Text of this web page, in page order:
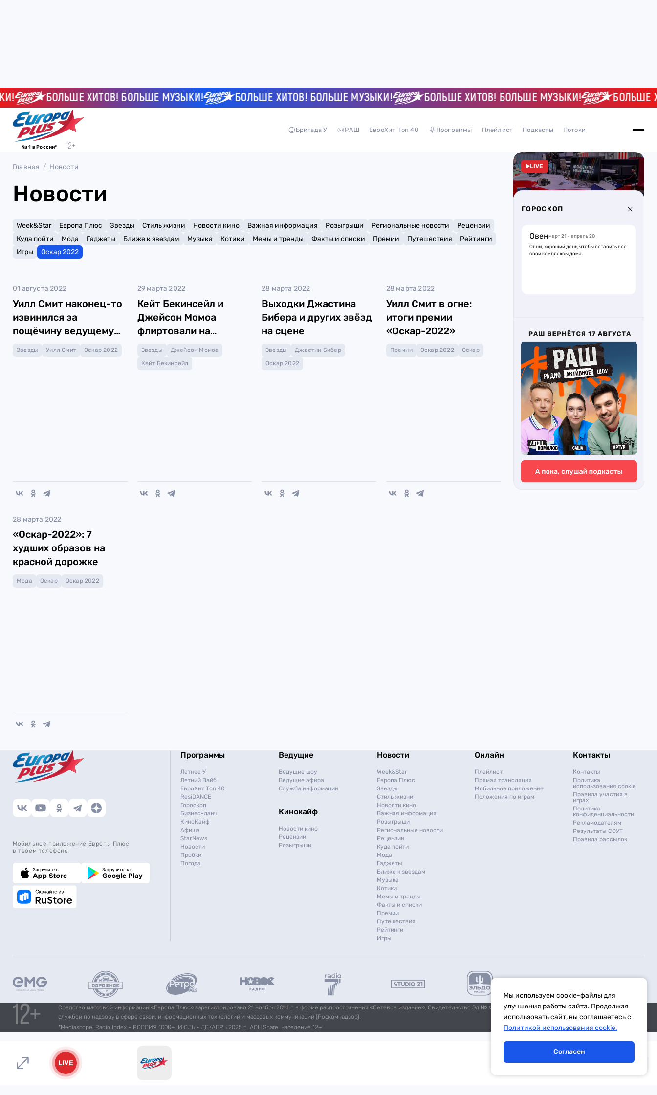
БОЛЬШЕ ХИТОВ! БОЛЬШЕ МУЗЫКИ! БОЛЬШЕ ХИТОВ! БОЛЬШЕ МУЗЫКИ! БОЛЬШЕ ХИТОВ! БОЛЬШЕ МУЗЫКИ! БОЛЬШЕ
№ 1 в России*
Бригада У РАШ ЕвроХит Топ 40 Программы Плейлист Подкасты Потоки
Главная Новости
Новости
Week&Star Европа Плюс Звезды Стиль жизни Новости кино Важная информация Розыгрыши Региональные новости
Рецензии
Куда пойти
Мода Гаджеты Ближе к звездам Музыка Котики Мемы и тренды Факты и списки Премии Путешествия
Рейтинги
Игры
Оскар 2022
01 августа 2022
Уилл Смит наконец-то
извинился за
пощёчину ведущему
на «Оскаре»
Звезды Уилл Смит Оскар 2022
29 марта 2022
Кейт Бекинсейл и
Джейсон Момоа
флиртовали на
афтепати «Оскара»
Звезды
Джейсон Момоа
Кейт Бекинсейл
28 марта 2022
Выходки Джастина
Бибера и других звёзд
на сцене
Звезды
Джастин Бибер
Оскар 2022
28 марта 2022
Уилл Смит в огне:
итоги премии
«Оскар-2022»
Премии Оскар 2022 Оскар
28 марта 2022
«Оскар-2022»: 7
худших образов на
красной дорожке
Мода Оскар Оскар 2022
LIVE
ГОРОСКОП
Овенмарт 21 – апрель 20
Овны, хороший день, чтобы оставить все
свои комплексы дома.
Мобильное приложение Европы Плюс
в твоем телефоне.
Программы
Летнее У
Летний Вайб
ЕвроХит Топ 40
ResiDANCE
Гороскоп
Бизнес-ланч
КиноКайф
Афиша
StarNews
Новости
Пробки
Погода
Ведущие
Ведущие шоу
Ведущие эфира
Служба информации
Кинокайф
Новости кино
Рецензии
Розыгрыши
Новости
Week&Star
Европа Плюс
Звезды
Стиль жизни
Новости кино
Важная информация
Розыгрыши
Региональные новости
Рецензии
Куда пойти
Мода
Гаджеты
Ближе к звездам
Музыка
Котики
Мемы и тренды
Факты и списки
Премии
Путешествия
Рейтинги
Игры
Онлайн
Плейлист
Прямая трансляция
Мобильное приложение
Положения по играм
Контакты
Контакты
Политика
использования cookie
Правила участия в
играх
Политика
конфиденциальности
Рекламодателям
Результаты СОУТ
Правила рассылок
Средство массовой информации «Европа Плюс» зарегистрировано 21 ноября 2014 г. в форме распространения «Сетевое издание». Свидетельство Эл № ФС77-59972 от 21.11.2014 выдано Федеральной
службой по надзору в сфере связи, информационных технологий и массовых коммуникаций (Роскомнадзор).
*Mediascope, Radio Index – РОССИЯ 100К+, ИЮЛЬ - ДЕКАБРЬ 2025 г., AQH Share, население 12+
LIVE
Мы используем cookie-файлы для
улучшения работы сайта. Продолжая
использовать сайт, вы соглашаетесь с
Политикой использования cookie.
Согласен